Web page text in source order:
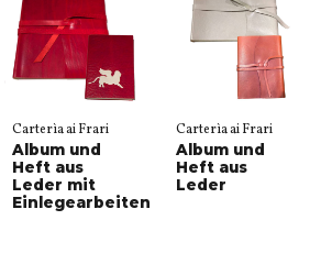
Carterìa ai Frari
Album und
Heft aus
Leder mit
Einlegearbeiten
Carterìa ai Frari
Album und
Heft aus
Leder